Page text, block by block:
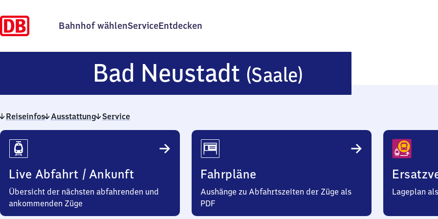
Bahnhof wählenServiceEntdecken
Bad Neustadt (Saale)
d
Neustadt
(Saale)
Reiseinfos Ausstattung Service
Reiseinfos
Live Abfahrt / Ankunft
Übersicht der nächsten abfahrenden und
ankommenden Züge
Fahrpläne
Aushänge zu Abfahrtszeiten der Züge als
PDF
Lageplan